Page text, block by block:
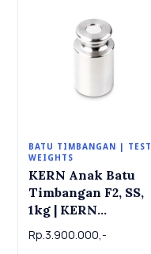
BATU TIMBANGAN | TEST
WEIGHTS
KERN Anak Batu
Timbangan F2, SS,
1kg | KERN
Individual weight
337-11 , OIML Class
Rp.3.900.000,-